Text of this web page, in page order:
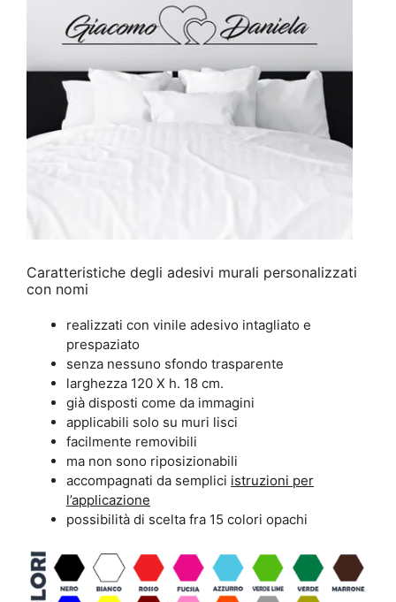
Caratteristiche degli adesivi murali personalizzati
con nomi
realizzati con vinile adesivo intagliato e
prespaziato
senza nessuno sfondo trasparente
larghezza 120 X h. 18 cm.
già disposti come da immagini
applicabili solo su muri lisci
facilmente removibili
ma non sono riposizionabili
accompagnati da semplici istruzioni per
l’applicazione
possibilità di scelta fra 15 colori opachi